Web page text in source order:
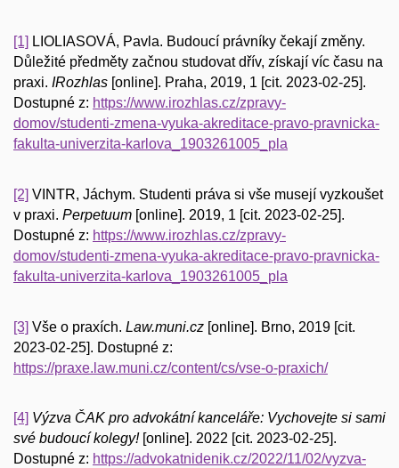
[1] LIOLIASOVÁ, Pavla. Budoucí právníky čekají změny.
Důležité předměty začnou studovat dřív, získají víc času na
praxi. IRozhlas [online]. Praha, 2019, 1 [cit. 2023-02-25].
Dostupné z: https://www.irozhlas.cz/zpravy-
domov/studenti-zmena-vyuka-akreditace-pravo-pravnicka-
fakulta-univerzita-karlova_1903261005_pla
[2] VINTR, Jáchym. Studenti práva si vše musejí vyzkoušet
v praxi. Perpetuum [online]. 2019, 1 [cit. 2023-02-25].
Dostupné z: https://www.irozhlas.cz/zpravy-
domov/studenti-zmena-vyuka-akreditace-pravo-pravnicka-
fakulta-univerzita-karlova_1903261005_pla
[3] Vše o praxích. Law.muni.cz [online]. Brno, 2019 [cit.
2023-02-25]. Dostupné z:
https://praxe.law.muni.cz/content/cs/vse-o-praxich/
[4] Výzva ČAK pro advokátní kanceláře: Vychovejte si sami
své budoucí kolegy![online]. 2022 [cit. 2023-02-25].
Dostupné z: https://advokatnidenik.cz/2022/11/02/vyzva-